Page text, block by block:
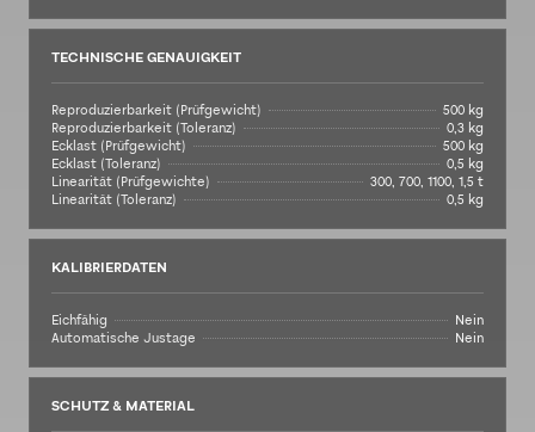
TECHNISCHE GENAUIGKEIT
Reproduzierbarkeit (Prüfgewicht)
500 kg
Reproduzierbarkeit (Toleranz)
0,3 kg
Ecklast (Prüfgewicht)
500 kg
Ecklast (Toleranz)
0,5 kg
Linearität (Prüfgewichte)
300, 700, 1100, 1,5 t
Linearität (Toleranz)
0,5 kg
KALIBRIERDATEN
Eichfähig
Nein
Automatische Justage
Nein
SCHUTZ & MATERIAL